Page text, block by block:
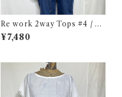
Re work 2way Tops #4 / リ
ワーク 2way トップス 古着
¥7,480